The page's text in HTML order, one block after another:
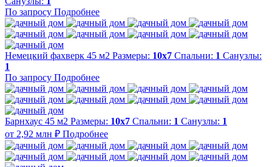
По запросу Подробнее
Немецкий фахверк 45 м2 Размеры: 10х7 Спальни: 1 Санузлы:
1
По запросу Подробнее
Барнхаус 45 м2 Размеры: 10х7 Спальни: 1 Санузлы: 1
от 2,92 млн ₽ Подробнее